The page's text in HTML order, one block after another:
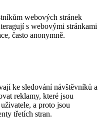
webových stránek
s webovými stránkami
často anonymně.
ke sledování návštěvníků a
reklamy, které jsou
a proto jsou
třetích stran.